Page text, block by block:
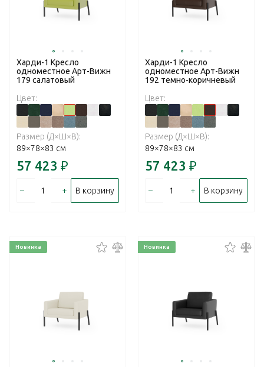
Харди-1 Кресло
одноместное Арт-Вижн
179 салатовый
Цвет:
Размер (Д×Ш×В):
89×78×83 см
57 423 ₽
– + В корзину
Харди-1 Кресло
одноместное Арт-Вижн
192 темно-коричневый
Цвет:
Размер (Д×Ш×В):
89×78×83 см
57 423 ₽
– + В корзину
Новинка Новинка